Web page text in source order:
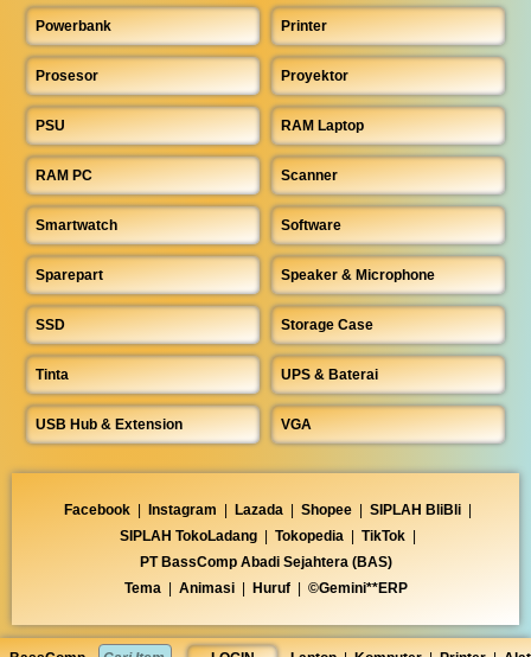
Powerbank Printer
Prosesor Proyektor
PSU RAM Laptop
RAM PC Scanner
Smartwatch Software
Sparepart Speaker & Microphone
SSD Storage Case
Tinta UPS & Baterai
USB Hub & Extension VGA
Facebook | Instagram | Lazada | Shopee | SIPLAH BliBli |
SIPLAH TokoLadang | Tokopedia | TikTok |
PT BassComp Abadi Sejahtera (BAS)
Tema | Animasi | Huruf | ©Gemini**ERP